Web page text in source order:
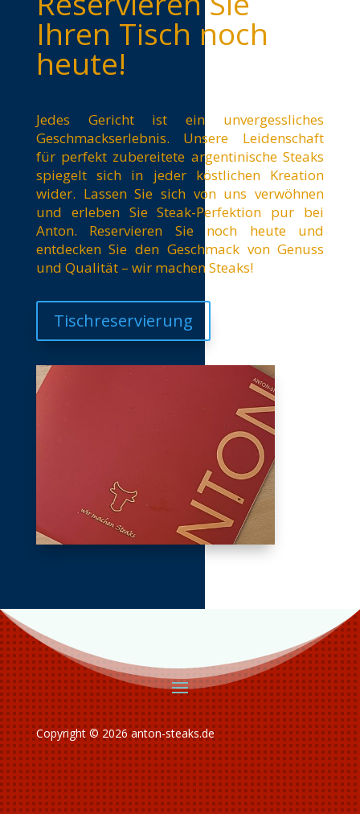
Ihren Tisch noch
heute!
Jedes Gericht ist ein unvergessliches
Geschmackserlebnis. Unsere Leidenschaft
für perfekt zubereitete argentinische Steaks
spiegelt sich in jeder köstlichen Kreation
wider. Lassen Sie sich von uns verwöhnen
und erleben Sie Steak-Perfektion pur bei
Anton. Reservieren Sie noch heute und
entdecken Sie den Geschmack von Genuss
und Qualität – wir machen Steaks!
Tischreservierung
Copyright © 2026 anton-steaks.de